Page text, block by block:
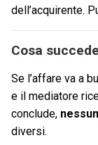
dell’acquirente.
Cosa
Se l’affare va a
e il mediatore
conclude,
diversi.